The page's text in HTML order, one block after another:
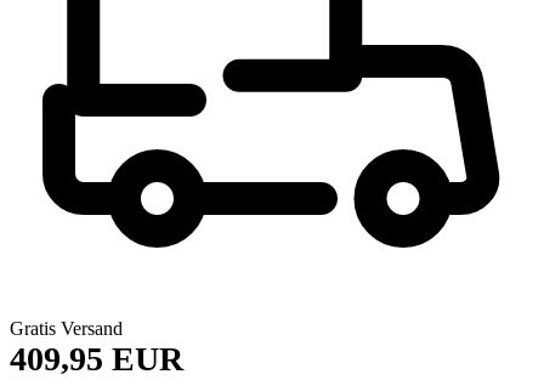
Gratis Versand
409,95 EUR